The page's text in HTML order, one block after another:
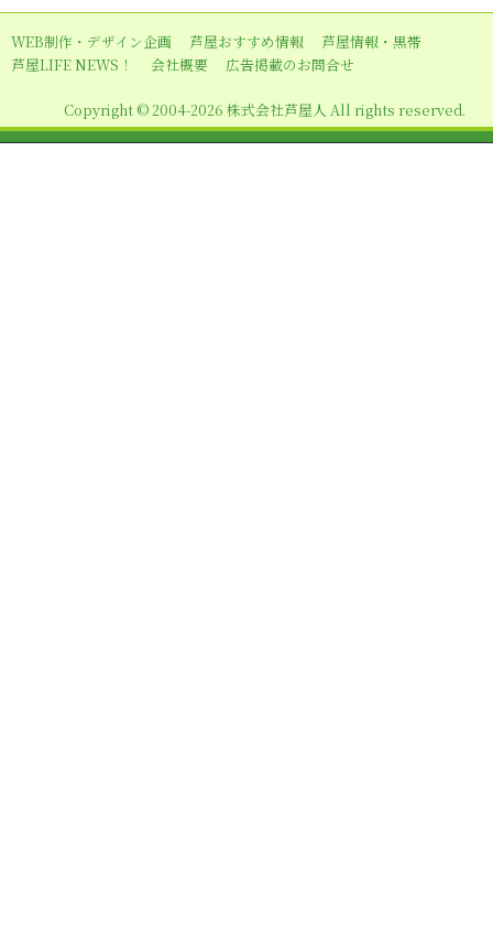
ー
シ
ン
WEB制作・デザイン企画 芦屋おすすめ情報
芦屋情報・黒帯
芦屋LIFE NEWS！
会社概要 広告掲載のお問合せ
Copyright © 2004-2026 株式会社芦屋人 All rights reserved.